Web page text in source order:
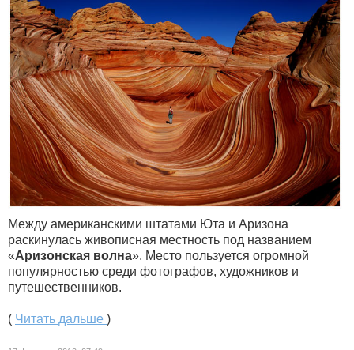
Между американскими штатами Юта и Аризона
раскинулась живописная местность под названием
«Аризонская волна». Место пользуется огромной
популярностью среди фотографов, художников и
путешественников.
( Читать дальше )